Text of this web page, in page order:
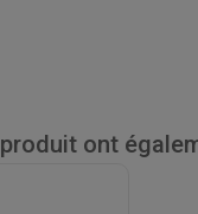
ont